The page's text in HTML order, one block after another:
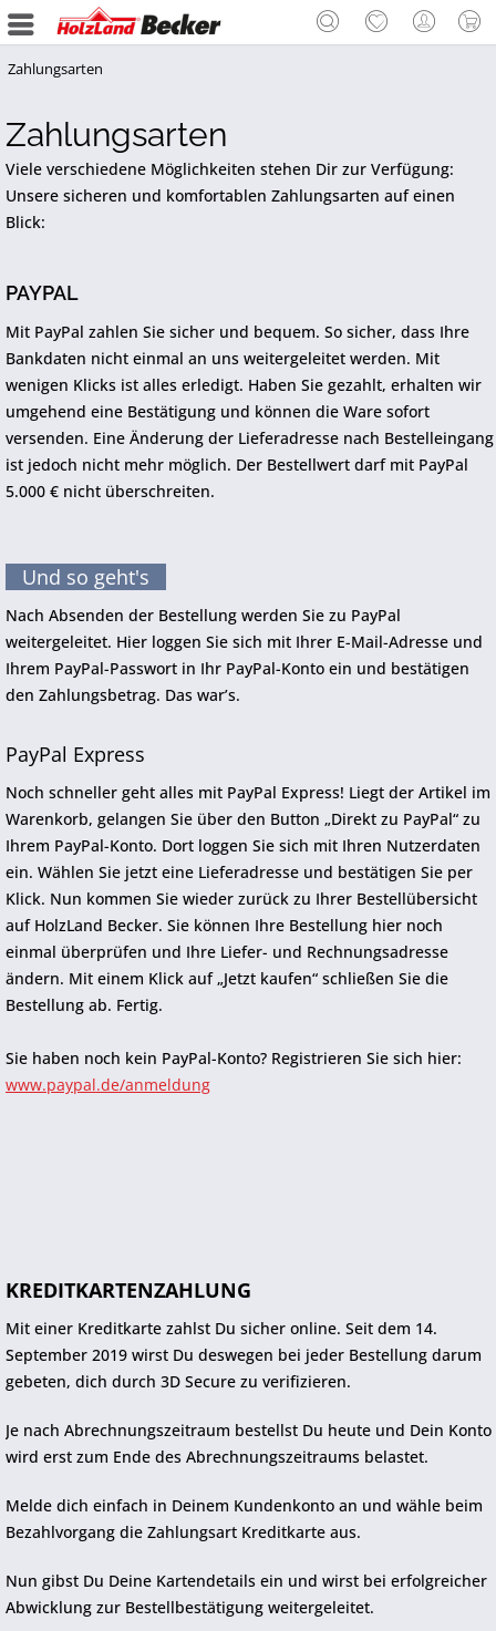
Zahlungsarten
Zahlungsarten
Viele verschiedene Möglichkeiten stehen Dir zur Verfügung:
Unsere sicheren und komfortablen Zahlungsarten auf einen
Blick:
PAYPAL
Mit PayPal zahlen Sie sicher und bequem. So sicher, dass Ihre
Bankdaten nicht einmal an uns weitergeleitet werden. Mit
wenigen Klicks ist alles erledigt. Haben Sie gezahlt, erhalten wir
umgehend eine Bestätigung und können die Ware sofort
versenden. Eine Änderung der Lieferadresse nach Bestelleingang
ist jedoch nicht mehr möglich. Der Bestellwert darf mit PayPal
5.000 € nicht überschreiten.
Und so geht's
Nach Absenden der Bestellung werden Sie zu PayPal
weitergeleitet. Hier loggen Sie sich mit Ihrer E-Mail-Adresse und
Ihrem PayPal-Passwort in Ihr PayPal-Konto ein und bestätigen
den Zahlungsbetrag. Das war’s.
PayPal Express
Noch schneller geht alles mit PayPal Express! Liegt der Artikel im
Warenkorb, gelangen Sie über den Button „Direkt zu PayPal“ zu
Ihrem PayPal-Konto. Dort loggen Sie sich mit Ihren Nutzerdaten
ein. Wählen Sie jetzt eine Lieferadresse und bestätigen Sie per
Klick. Nun kommen Sie wieder zurück zu Ihrer Bestellübersicht
auf HolzLand Becker. Sie können Ihre Bestellung hier noch
einmal überprüfen und Ihre Liefer- und Rechnungsadresse
ändern. Mit einem Klick auf „Jetzt kaufen“ schließen Sie die
Bestellung ab. Fertig.
Sie haben noch kein PayPal-Konto? Registrieren Sie sich hier:
www.paypal.de/anmeldung
KREDITKARTENZAHLUNG
Mit einer Kreditkarte zahlst Du sicher online. Seit dem 14.
September 2019 wirst Du deswegen bei jeder Bestellung darum
gebeten, dich durch 3D Secure zu verifizieren.
Je nach Abrechnungszeitraum bestellst Du heute und Dein Konto
wird erst zum Ende des Abrechnungszeitraums belastet.
Melde dich einfach in Deinem Kundenkonto an und wähle beim
Bezahlvorgang die Zahlungsart Kreditkarte aus.
Nun gibst Du Deine Kartendetails ein und wirst bei erfolgreicher
Abwicklung zur Bestellbestätigung weitergeleitet.